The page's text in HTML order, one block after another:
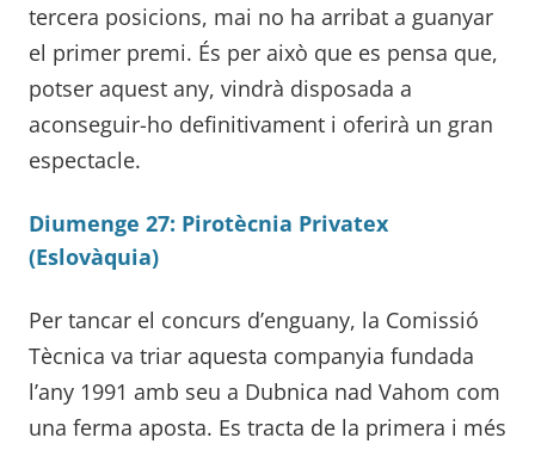
tercera posicions, mai no ha arribat a guanyar
el primer premi. És per això que es pensa que,
potser aquest any, vindrà disposada a
aconseguir-ho definitivament i oferirà un gran
espectacle.
Diumenge 27: Pirotècnia Privatex
(Eslovàquia)
Per tancar el concurs d’enguany, la Comissió
Tècnica va triar aquesta companyia fundada
l’any 1991 amb seu a Dubnica nad Vahom com
una ferma aposta. Es tracta de la primera i més